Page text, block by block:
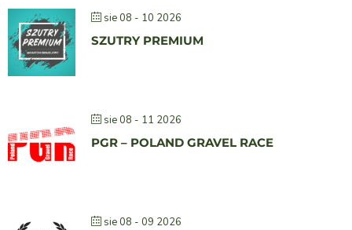
sie 08 - 10 2026
SZUTRY PREMIUM
sie 08 - 11 2026
PGR – POLAND GRAVEL RACE
sie 08 - 09 2026